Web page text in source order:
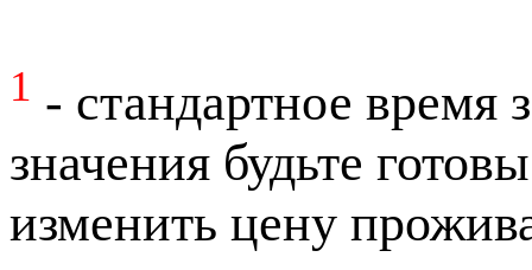
1 - стандартное время
значения будьте
изменить цену